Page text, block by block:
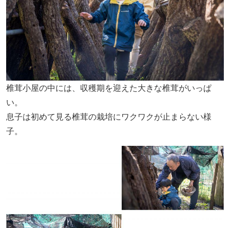
椎茸小屋の中には、収穫期を迎えた大きな椎茸がいっぱ
い。
息子は初めて見る椎茸の栽培にワクワクが止まらない様
子。